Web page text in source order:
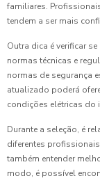
familiares.
tendem a ser mais
Outra dica é verificar
normas técnicas e
normas de segurança
atualizado poderá
condições elétricas do
Durante a seleção, é
diferentes
também entender
modo, é possível